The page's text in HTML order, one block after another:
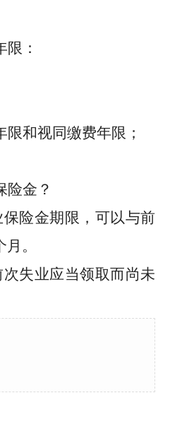
限 ：
限和视同缴费年限 ；
险金？
险金期限 ， 可以与前
月。
失业应当领取而尚未